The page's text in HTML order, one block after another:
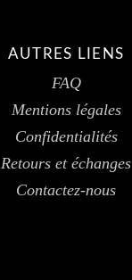
AUTRES LIENS
FAQ
Mentions légales
Confidentialités
Retours et échanges
Contactez-nous